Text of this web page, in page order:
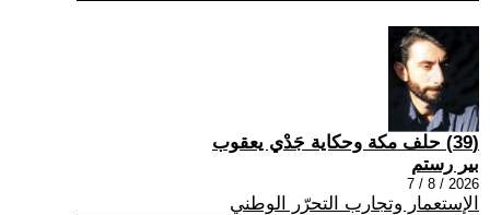
(39) حلف مكة وحكاية جَدْي يعقوب
بير رستم
2026 / 8 / 7
الإستعمار وتجارب التحرّر الوطني